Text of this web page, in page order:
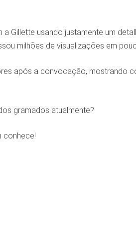
Gillette usando justamente um
milhões de visualizações em
após a convocação, mostrando
gramados atualmente?
conhece!